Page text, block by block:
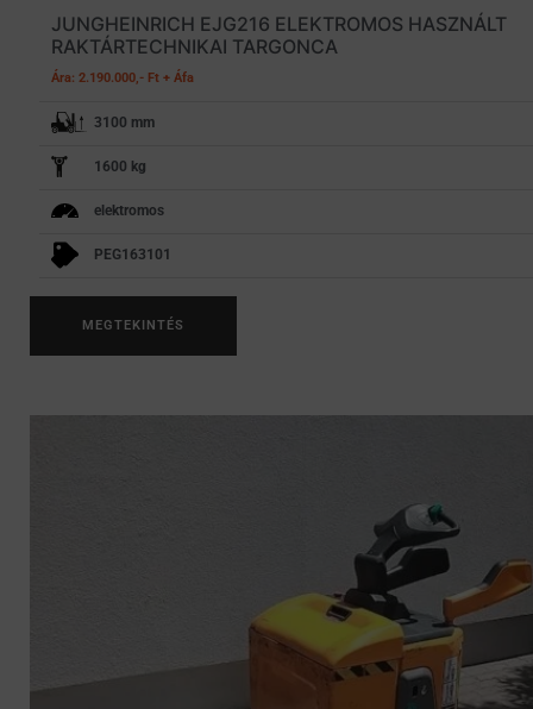
JUNGHEINRICH EJG216 ELEKTROMOS HASZNÁLT
RAKTÁRTECHNIKAI TARGONCA
Ára: 2.190.000,- Ft + Áfa
3100 mm
1600 kg
elektromos
PEG163101
MEGTEKINTÉS